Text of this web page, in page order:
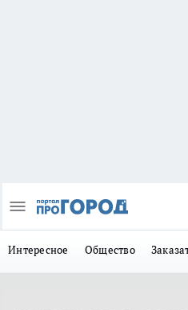
Интересное Общество